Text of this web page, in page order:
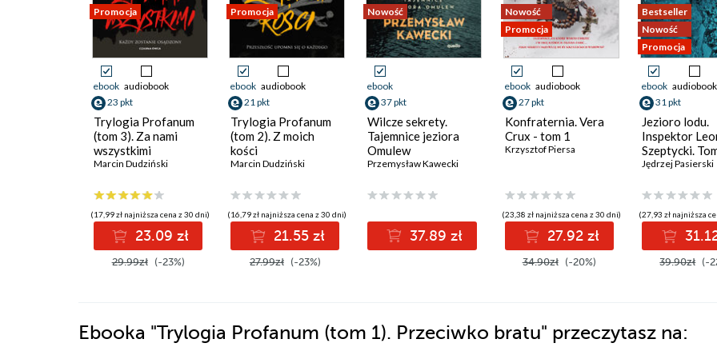
Promocja
ebook audiobook
23 pkt
Trylogia Profanum
(tom 3). Za nami
wszystkimi
Marcin Dudziński
(17,99 zł najniższa cena z 30 dni)
23.09 zł
29.99zł (-23%)
Promocja
ebook audiobook
21 pkt
Trylogia Profanum
(tom 2). Z moich
kości
Marcin Dudziński
(16,79 zł najniższa cena z 30 dni)
21.55 zł
27.99zł (-23%)
Nowość
ebook
37 pkt
Wilcze sekrety.
Tajemnice jeziora
Omulew
Przemysław Kawecki
37.89 zł
Nowość
Promocja
ebook audiobook
27 pkt
Konfraternia. Vera
Crux - tom 1
Krzysztof Piersa
(23,38 zł najniższa cena z 30 dni)
27.92 zł
34.90zł (-20%)
Bestseller
Nowość
Promocja
ebook audiobook
31 pkt
Jezioro lodu.
Inspektor
Szeptycki.
Jędrzej Pasierski
(27,93 zł najniższa
39.90zł (-
Ebooka "Trylogia Profanum (tom 1). Przeciwko bratu" przeczytasz na: